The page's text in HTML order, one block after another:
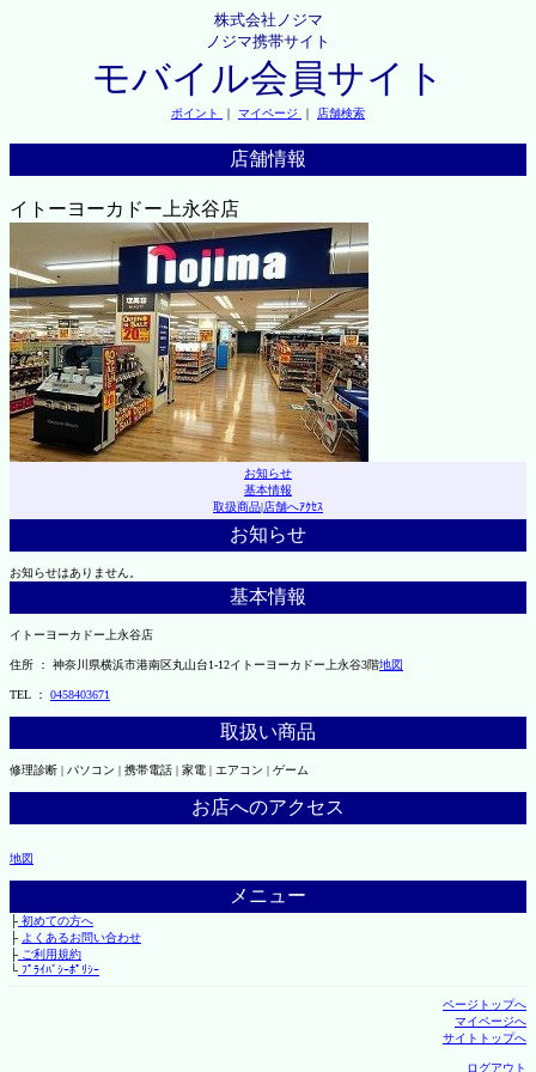
株式会社ノジマ
ノジマ携帯サイト
モバイル会員サイト
ポイント ｜ マイページ ｜ 店舗検索
店舗情報
イトーヨーカドー上永谷店
お知らせ
基本情報
取扱商品|店舗へｱｸｾｽ
お知らせ
お知らせはありません。
基本情報
イトーヨーカドー上永谷店
住所 ： 神奈川県横浜市港南区丸山台1-12イトーヨーカドー上永谷3階地図
TEL ： 0458403671
取扱い商品
修理診断 | パソコン | 携帯電話 | 家電 | エアコン | ゲーム
お店へのアクセス
地図
メニュー
├初めての方へ
├ よくあるお問い合わせ
├ご利用規約
└ﾌﾟﾗｲﾊﾞｼｰﾎﾟﾘｼｰ
ページトップへ
マイページへ
サイトトップへ
ログアウト